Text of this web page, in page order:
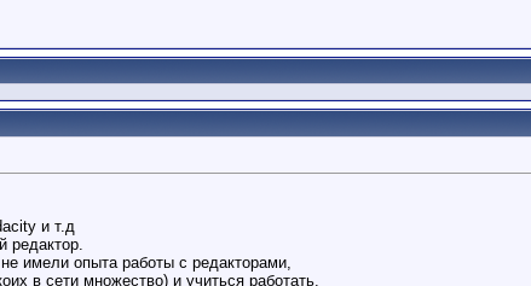
и т.д
редактор.
имели опыта работы с редакторами,
в сети множество) и учиться работать.